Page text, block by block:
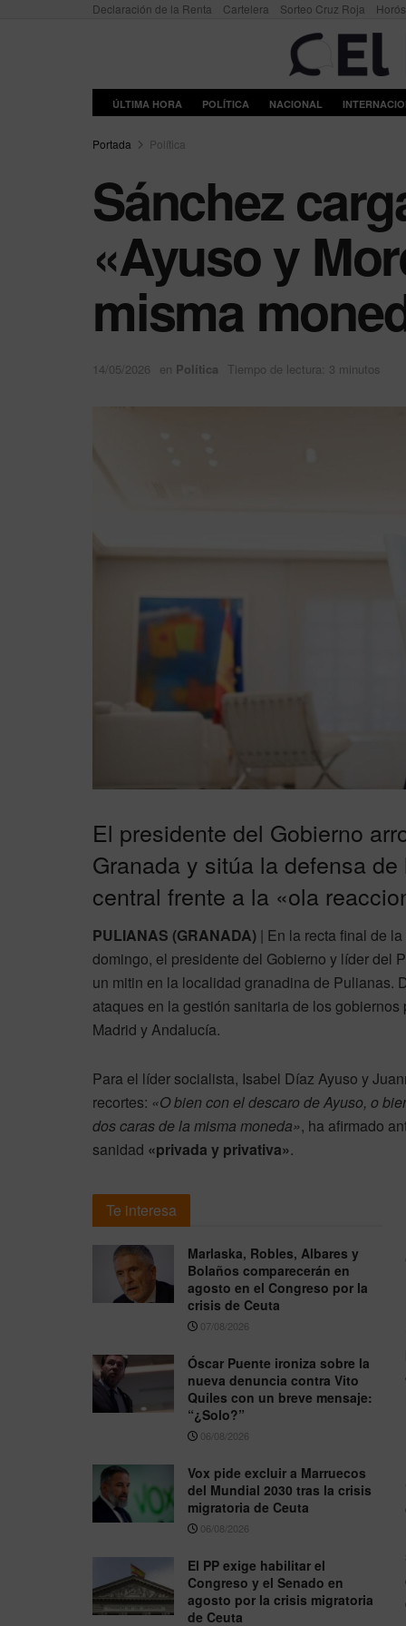
Declaración de la Renta Cartelera Sorteo Cruz Roja
ÚLTIMA HORA POLÍTICA NACIONAL
Portada Política
Sánchez
«Ayuso y
misma
14/05/2026 en Política Tiempo de lectura: 3 minutos
El presidente del Gobierno
Granada y sitúa la defensa
central frente a la «ola
PULIANAS (GRANADA) | En la recta final de
domingo, el presidente del Gobierno y líder del
un mitin en la localidad granadina de Pulianas.
ataques en la gestión sanitaria de los
Madrid y Andalucía.
Para el líder socialista, Isabel Díaz Ayuso y
recortes: «O bien con el descaro de Ayuso, o
dos caras de la misma moneda», ha afirmado
sanidad «privada y privativa».
Te interesa
Marlaska, Robles, Albares y
Bolaños comparecerán en
agosto en el Congreso por la
crisis de Ceuta
07/08/2026
Óscar Puente ironiza sobre la
nueva denuncia contra Vito
Quiles con un breve mensaje:
“¿Solo?”
06/08/2026
Vox pide excluir a Marruecos
del Mundial 2030 tras la crisis
migratoria de Ceuta
06/08/2026
El PP exige habilitar el
Congreso y el Senado en
agosto por la crisis migratoria
de Ceuta